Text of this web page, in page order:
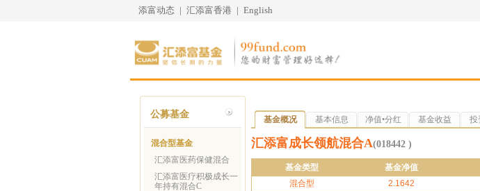
添富动态 | 汇添富香港 | English
公募基金
混合型基金
汇添富医药保健混合
汇添富医疗积极成长一
年持有混合C
基金概况 基本信息 净值•分红 基金收益 投
汇添富成长领航混合A(018442 )
基金类型 基金净值
混合型
2.1642